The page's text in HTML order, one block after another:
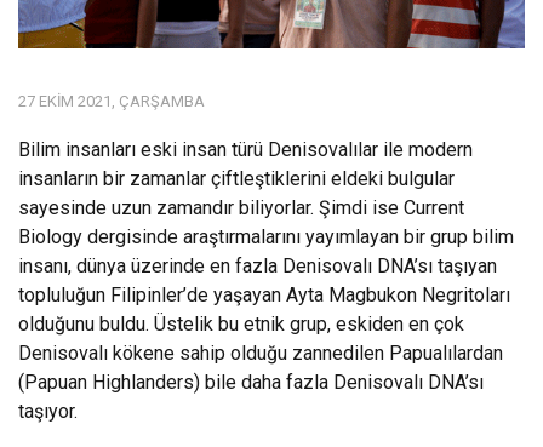
27 EKIM 2021, ÇARŞAMBA
Bilim insanları eski insan türü Denisovalılar ile modern
insanların bir zamanlar çiftleştiklerini eldeki bulgular
sayesinde uzun zamandır biliyorlar. Şimdi ise Current
Biology dergisinde araştırmalarını yayımlayan bir grup bilim
insanı, dünya üzerinde en fazla Denisovalı DNA’sı taşıyan
topluluğun Filipinler’de yaşayan Ayta Magbukon Negritoları
olduğunu buldu. Üstelik bu etnik grup, eskiden en çok
Denisovalı kökene sahip olduğu zannedilen Papualılardan
(Papuan Highlanders) bile daha fazla Denisovalı DNA’sı
taşıyor.